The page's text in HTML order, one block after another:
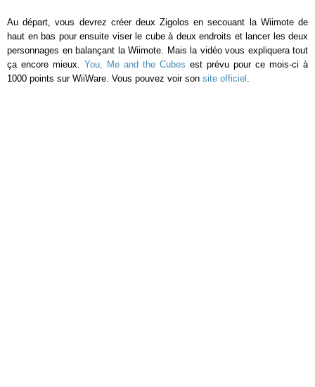
Au départ, vous devrez créer deux Zigolos en secouant la Wiimote de
haut en bas pour ensuite viser le cube à deux endroits et lancer les deux
personnages en balançant la Wiimote. Mais la vidéo vous expliquera tout
ça encore mieux. You, Me and the Cubes est prévu pour ce mois-ci à
1000 points sur WiiWare. Vous pouvez voir son site officiel .